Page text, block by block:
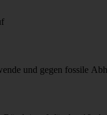
und gegen fossile